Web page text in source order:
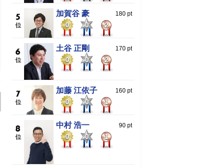
加賀谷 豪 180 pt
0 0 2
土谷 正剛 170 pt
0 0 2
加藤 江依子 160 pt
0 0 1
中村 浩一 90 pt
0 0 1